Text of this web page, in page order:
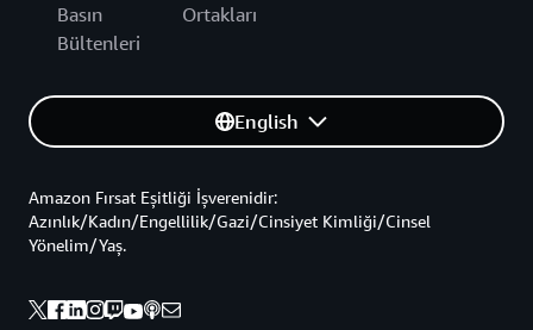
Basın
Bültenleri
Ortakları
English
Amazon Fırsat Eşitliği İşverenidir:
Azınlık/Kadın/Engellilik/Gazi/Cinsiyet Kimliği/Cinsel
Yönelim/Yaş.